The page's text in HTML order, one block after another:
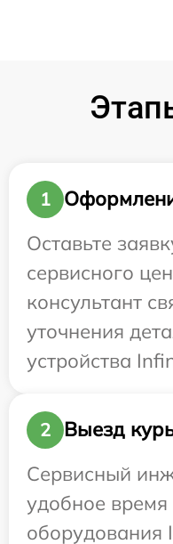
1
Оставьте
сервисного
консультант
уточнения
устройства
2
Выезд
Сервисный
удобное
оборудования